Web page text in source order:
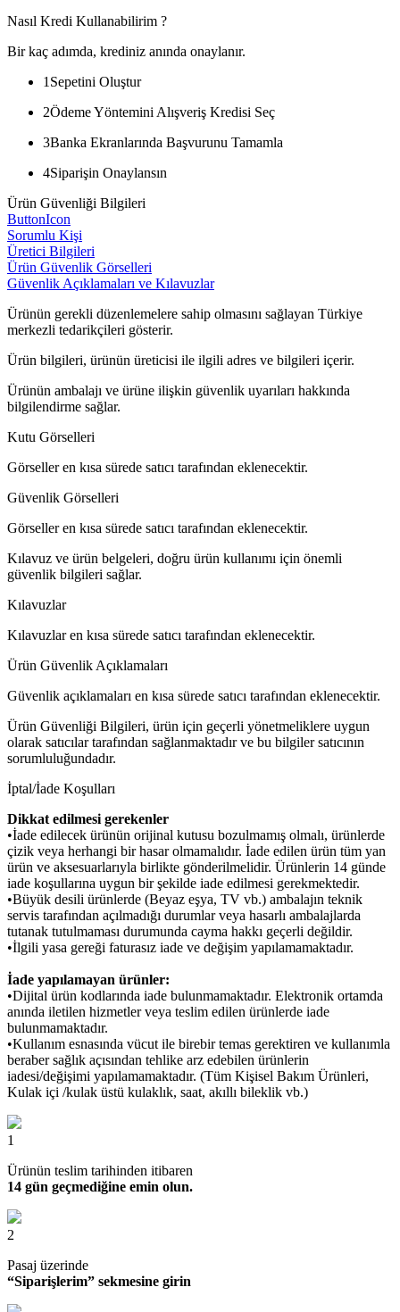
Nasıl Kredi Kullanabilirim ?
Bir kaç adımda, krediniz anında onaylanır.
1 Sepetini Oluştur
2Ödeme Yöntemini Alışveriş Kredisi Seç
3Banka Ekranlarında Başvurunu Tamamla
4Siparişin Onaylansın
Ürün Güvenliği Bilgileri
ButtonIcon
Sorumlu Kişi
Üretici Bilgileri
Ürün Güvenlik Görselleri
Güvenlik Açıklamaları ve Kılavuzlar
Ürünün gerekli düzenlemelere sahip olmasını sağlayan Türkiye
merkezli tedarikçileri gösterir.
Ürün bilgileri, ürünün üreticisi ile ilgili adres ve bilgileri içerir.
Ürünün ambalajı ve ürüne ilişkin güvenlik uyarıları hakkında
bilgilendirme sağlar.
Kutu Görselleri
Görseller en kısa sürede satıcı tarafından eklenecektir.
Güvenlik Görselleri
Görseller en kısa sürede satıcı tarafından eklenecektir.
Kılavuz ve ürün belgeleri, doğru ürün kullanımı için önemli
güvenlik bilgileri sağlar.
Kılavuzlar
Kılavuzlar en kısa sürede satıcı tarafından eklenecektir.
Ürün Güvenlik Açıklamaları
Güvenlik açıklamaları en kısa sürede satıcı tarafından eklenecektir.
Ürün Güvenliği Bilgileri, ürün için geçerli yönetmeliklere uygun
olarak satıcılar tarafından sağlanmaktadır ve bu bilgiler satıcının
sorumluluğundadır.
İptal/İade Koşulları
Dikkat edilmesi gerekenler
•İade edilecek ürünün orijinal kutusu bozulmamış olmalı, ürünlerde
çizik veya herhangi bir hasar olmamalıdır. İade edilen ürün tüm yan
ürün ve aksesuarlarıyla birlikte gönderilmelidir. Ürünlerin 14 günde
iade koşullarına uygun bir şekilde iade edilmesi gerekmektedir.
•Büyük desili ürünlerde (Beyaz eşya, TV vb.) ambalajın teknik
servis tarafından açılmadığı durumlar veya hasarlı ambalajlarda
tutanak tutulmaması durumunda cayma hakkı geçerli değildir.
•İlgili yasa gereği faturasız iade ve değişim yapılamamaktadır.
İade yapılamayan ürünler:
•Dijital ürün kodlarında iade bulunmamaktadır. Elektronik ortamda
anında iletilen hizmetler veya teslim edilen ürünlerde iade
bulunmamaktadır.
•Kullanım esnasında vücut ile birebir temas gerektiren ve kullanımla
beraber sağlık açısından tehlike arz edebilen ürünlerin
iadesi/değişimi yapılamamaktadır. (Tüm Kişisel Bakım Ürünleri,
Kulak içi /kulak üstü kulaklık, saat, akıllı bileklik vb.)
1
Ürünün teslim tarihinden itibaren
14 gün geçmediğine emin olun.
2
Pasaj üzerinde
“Siparişlerim” sekmesine girin